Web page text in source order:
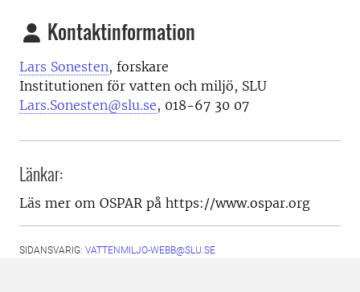
Kontaktinformation
Lars Sonesten, forskare
Institutionen för vatten och miljö, SLU
Lars.Sonesten@slu.se, 018-67 30 07
Länkar:
Läs mer om OSPAR på https://www.ospar.org
SIDANSVARIG: VATTENMILJO-WEBB@SLU.SE